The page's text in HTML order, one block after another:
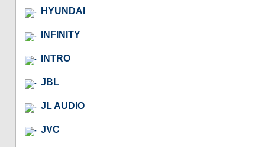
HYUNDAI
INFINITY
INTRO
JBL
JL AUDIO
JVC